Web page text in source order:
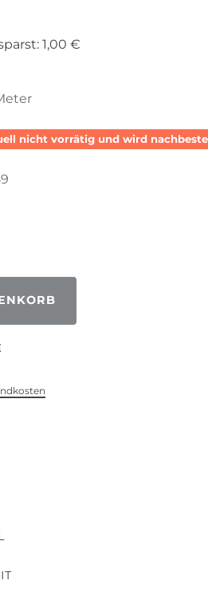
1,00 €
nicht vorrätig und wird